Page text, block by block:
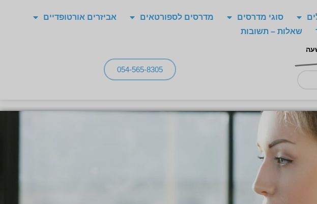
סוגי מדרסים מדרסים לספורטאים
אביזרים אורטופדיים
שאלות – תשובות
054-565-8305